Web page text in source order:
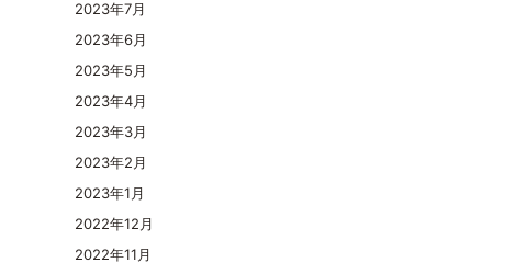
2023年7月
2023年6月
2023年5月
2023年4月
2023年3月
2023年2月
2023年1月
2022年12月
2022年11月